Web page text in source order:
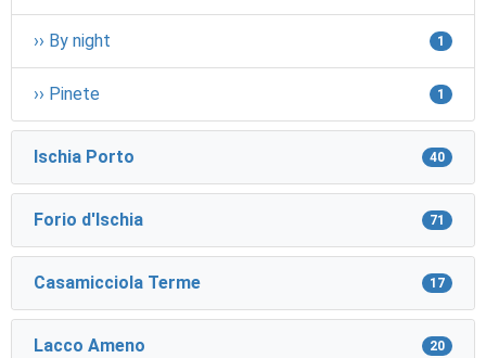
›› By night 1
›› Pinete 1
Ischia Porto 40
Forio d'Ischia 71
Casamicciola Terme 17
Lacco Ameno 20